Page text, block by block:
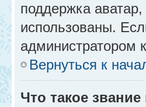
поддержка
использованы.
администратором
Вернуться к
Что такое